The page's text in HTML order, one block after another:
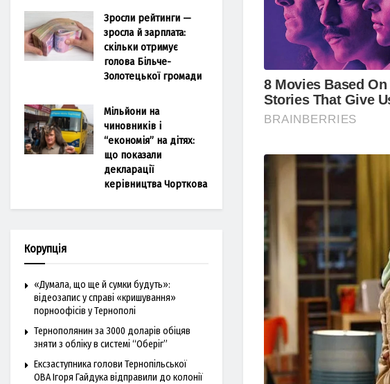
Зросли рейтинги —
зросла й зарплата:
скільки отримує
голова Більче-
Золотецької громади
Мільйони на
чиновників і
“економія” на дітях:
що показали
декларації
керівництва Чорткова
Корупція
«Думала, що ще й сумки будуть»:
відеозапис у справі «кришування»
порноофісів у Тернополі
Тернополянин за 3000 доларів обіцяв
зняти з обліку в системі “Оберіг”
Ексзаступника голови Тернопільської
ОВА Ігоря Гайдука відправили до колонії